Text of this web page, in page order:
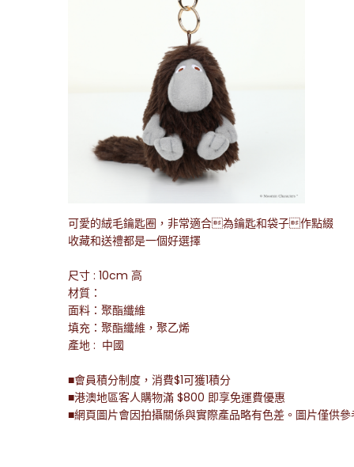
可愛的絨毛鑰匙圈，非常適合為鑰匙和袋子作點綴
收藏和送禮都是一個好選擇
尺寸 : 10cm 高
材質：
面料：聚酯纖維
填充：聚酯纖維，聚乙烯
產地 : 中國
■會員積分制度，消費$1可獲1積分
■港澳地區客人購物滿 $800 即享免運費優惠
■網頁圖片會因拍攝關係與實際產品略有色差。圖片僅供